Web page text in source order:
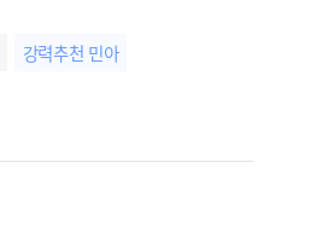
강력추천 민아